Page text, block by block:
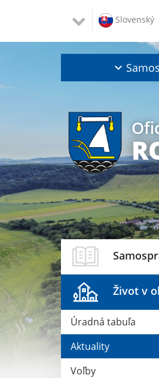
Slovenský
Život v
Úradná tabuľa
Aktuality
Voľby